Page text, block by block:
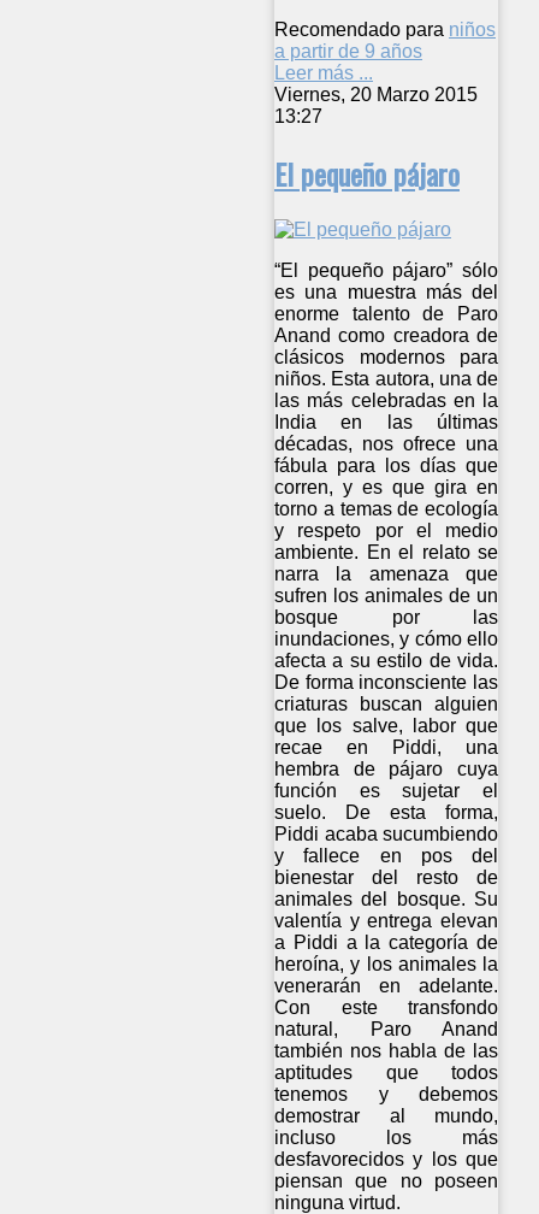
Recomendado para niños
a partir de 9 años
Leer más ...
Viernes, 20 Marzo 2015
13:27
El pequeño pájaro
“El pequeño pájaro” sólo
es una muestra más del
enorme talento de Paro
Anand como creadora de
clásicos modernos para
niños. Esta autora, una de
las más celebradas en la
India en las últimas
décadas, nos ofrece una
fábula para los días que
corren, y es que gira en
torno a temas de ecología
y respeto por el medio
ambiente. En el relato se
narra la amenaza que
sufren los animales de un
bosque por las
inundaciones, y cómo ello
afecta a su estilo de vida.
De forma inconsciente las
criaturas buscan alguien
que los salve, labor que
recae en Piddi, una
hembra de pájaro cuya
función es sujetar el
suelo. De esta forma,
Piddi acaba sucumbiendo
y fallece en pos del
bienestar del resto de
animales del bosque. Su
valentía y entrega elevan
a Piddi a la categoría de
heroína, y los animales la
venerarán en adelante.
Con este transfondo
natural, Paro Anand
también nos habla de las
aptitudes que todos
tenemos y debemos
demostrar al mundo,
incluso los más
desfavorecidos y los que
piensan que no poseen
ninguna virtud.